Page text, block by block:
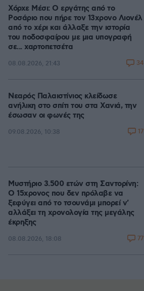
Χόρχε Μέσι: Ο εργάτης από το
Ροσάριο που πήρε τον 13χρονο Λιονέλ
από το χέρι και άλλαξε την ιστορία
του ποδοσφαίρου με μια υπογραφή
σε... χαρτοπετσέτα
08.08.2026, 21:43 34
Νεαρός Παλαιστίνιος κλείδωσε
ανήλικη στο σπίτι του στα Χανιά, την
έσωσαν οι φωνές της
09.08.2026, 10:38 17
Μυστήριο 3.500 ετών στη Σαντορίνη:
Ο 15χρονος που δεν πρόλαβε να
ξεφύγει από το τσουνάμι μπορεί ν'
αλλάξει τη χρονολογία της μεγάλης
έκρηξης
08.08.2026, 18:08 77